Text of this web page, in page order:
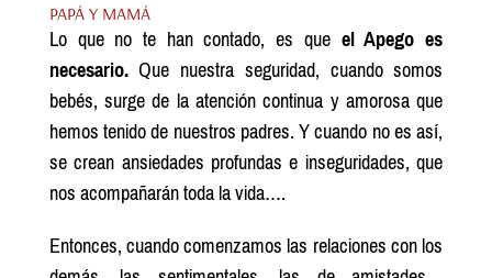
PAPÁ Y MAMÁ
Lo que no te han contado, es que el Apego es
necesario.Que nuestra seguridad, cuando somos
bebés, surge de la atención continua y amorosa que
hemos tenido de nuestros padres. Y cuando no es así,
se crean ansiedades profundas e inseguridades, que
nos acompañarán toda la vida….
Entonces, cuando comenzamos las relaciones con los